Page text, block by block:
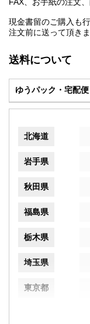
現金書留のご購入も
注文前に送って頂き
送料について
ゆうパック・宅配便
北海道
岩手県
秋田県
福島県
栃木県
埼玉県
東京都